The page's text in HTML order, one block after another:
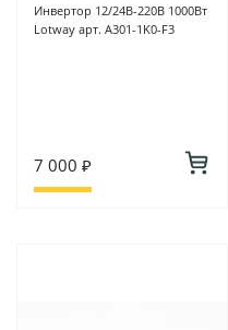
Инвертор 12/24В-220В 1000Вт
Lotway арт. A301-1K0-F3
7 000 ₽